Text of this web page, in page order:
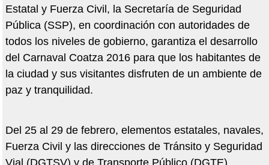
Estatal y Fuerza Civil, la Secretaría de Seguridad
Pública (SSP), en coordinación con autoridades de
todos los niveles de gobierno, garantiza el desarrollo
del Carnaval Coatza 2016 para que los habitantes de
la ciudad y sus visitantes disfruten de un ambiente de
paz y tranquilidad.
Del 25 al 29 de febrero, elementos estatales, navales,
Fuerza Civil y las direcciones de Tránsito y Seguridad